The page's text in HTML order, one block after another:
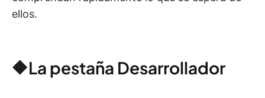
ellos.
🔶La pestaña Desarrollador